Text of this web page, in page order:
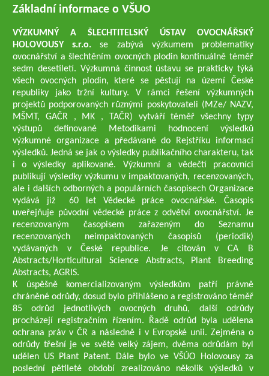
Základní informace o VŠUO
VÝZKUMNÝ A ŠLECHTITELSKÝ ÚSTAV OVOCNÁŘSKÝ
HOLOVOUSY s.r.o.se zabývá výzkumem problematiky
ovocnářství a šlechtěním ovocných plodin kontinuálně téměř
sedm desetiletí. Výzkumná činnost ústavu se prakticky týká
všech ovocných plodin, které se pěstují na území České
republiky jako tržní kultury. V rámci řešení výzkumných
projektů podporovaných různými poskytovateli (MZe/ NAZV,
MŠMT, GAČR , MK , TAČR) vytváří téměř všechny typy
výstupů definované Metodikami hodnocení výsledků
výzkumné organizace a předávané do Rejstříku informací
výsledků. Jedná se jak o výsledky publikačního charakteru, tak
i o výsledky aplikované. Výzkumní a vědečtí pracovníci
publikují výsledky výzkumu v impaktovaných, recenzovaných,
ale i dalších odborných a populárních časopisech Organizace
vydává již 60 let Vědecké práce ovocnářské. Časopis
uveřejňuje původní vědecké práce z odvětví ovocnářství. Je
recenzovaným časopisem zařazeným do Seznamu
recenzovaných neimpaktovaných časopisů (periodik)
vydávaných v České republice. Je citován v CA B
Abstracts/Horticultural Science Abstracts, Plant Breeding
Abstracts, AGRIS.
K úspěšně komercializovaným výsledkům patří právně
chráněné odrůdy, dosud bylo přihlášeno a registrováno téměř
85 odrůd jednotlivých ovocných druhů, další odrůdy
procházejí registračním řízením. Řadě odrůd byla udělena
ochrana práv v ČR a následně i v Evropské unii. Zejména o
odrůdy třešní je ve světě velký zájem, dvěma odrůdám byl
udělen US Plant Patent. Dále bylo ve VŠÚO Holovousy za
poslední pětileté období zrealizováno několik výsledků v